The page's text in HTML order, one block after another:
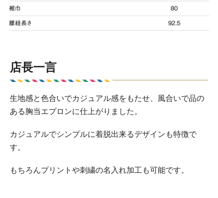
店長一言
生地感と色合いでカジュアル感をもたせ、風合いで品の
ある胸当エプロンに仕上がりました。
カジュアルでシンプルに着脱出来るデザインも特徴で
す。
もちろんプリントや刺繍の名入れ加工も可能です。